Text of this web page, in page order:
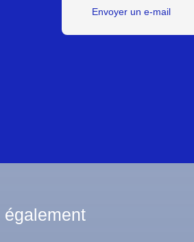
Envoyer un e-mail
également